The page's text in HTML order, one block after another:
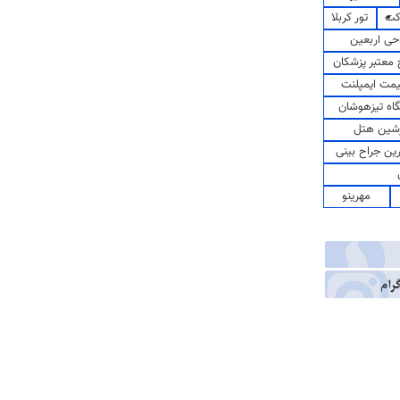
تور کربلا
اربعین
پزشکان
ایمپلنت
تیزهوشان
هتل
جراح بینی
مهرینو